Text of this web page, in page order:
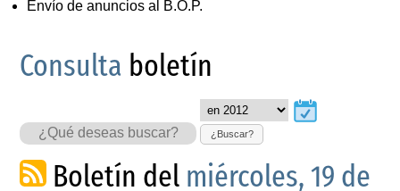
Envío de anuncios al B.O.P.
Consulta boletín
¿Buscar?
Boletín del miércoles, 19 de